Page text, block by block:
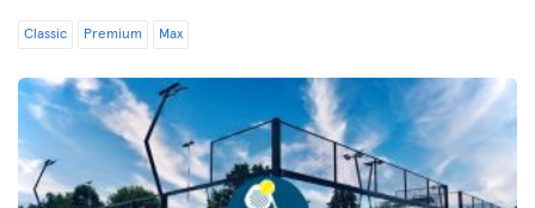
Classic Premium Max